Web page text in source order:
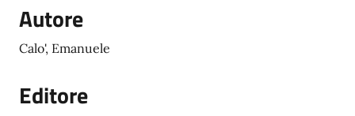
Autore
Calo', Emanuele
Editore